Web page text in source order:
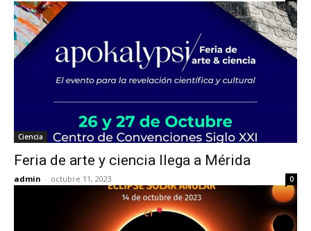
Ciencia
Feria de arte y ciencia llega a Mérida
admin - octubre 11, 2023 0